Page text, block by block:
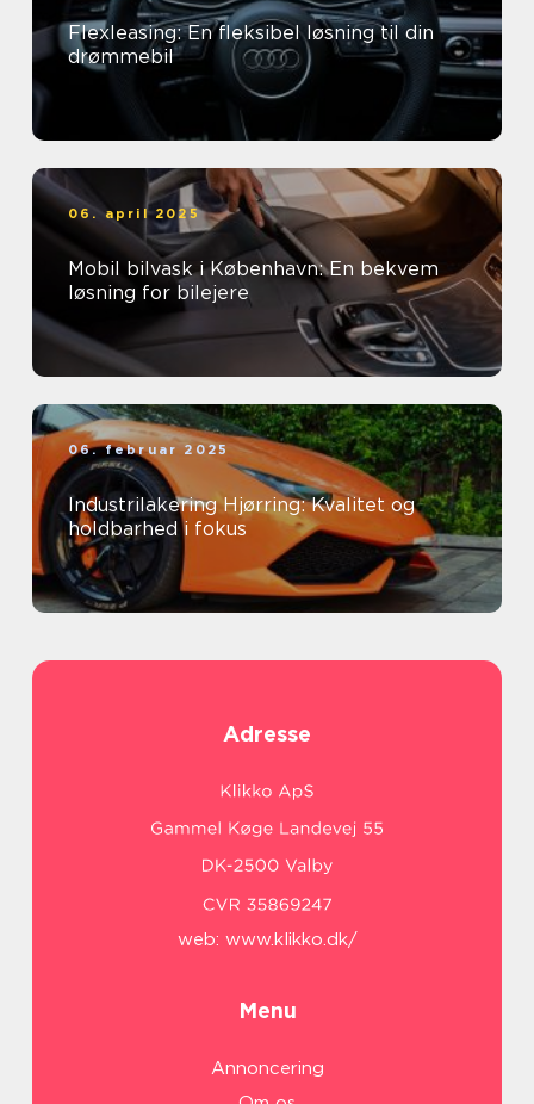
Flexleasing: En fleksibel løsning til din
drømmebil
06. april 2025
Mobil bilvask i København: En bekvem
løsning for bilejere
06. februar 2025
Industrilakering Hjørring: Kvalitet og
holdbarhed i fokus
Adresse
web: www.klikko.dk/
Menu
Annoncering